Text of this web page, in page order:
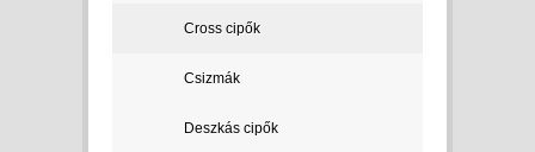
Cross cipők
Csizmák
Deszkás cipők